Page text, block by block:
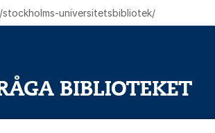
stockholms-universitetsbibliotek/